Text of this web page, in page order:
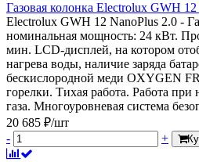
Газовая колонка Electrolux GWH
Electrolux GWH 12 NanoPlus 2.0 -
номинальная мощность: 24 кВт.
мин. LCD-дисплей, на котором
нагрева воды, наличие заряда
бескислородной меди OXYGEN
горелки. Тихая работа. Работа
газа. Многоуровневая система
20 685 ₽/шт
-
+